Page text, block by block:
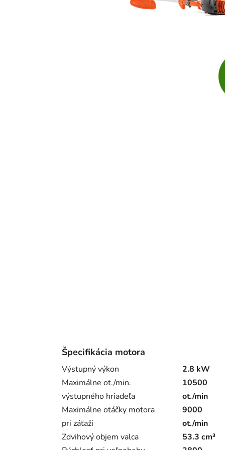
Špecifikácia motora
Výstupný výkon
2.8 kW
Maximálne ot./min.
výstupného hriadeľa
10500
ot./min
Maximálne otáčky motora
pri záťaži
9000
ot./min
Zdvihový objem valca
53.3 cm³